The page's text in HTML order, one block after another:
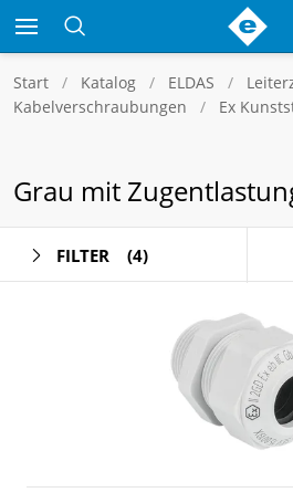
Start Katalog ELDAS
Kabelverschraubungen
Ex
Grau mit
FILTER (4)